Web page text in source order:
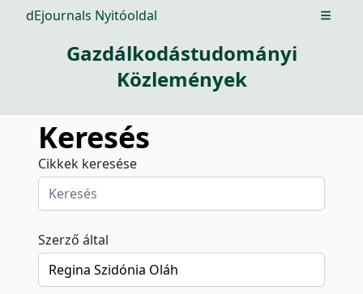
dEjournals Nyitóoldal Open
Gazdálkodástudományi
Közlemények
Keresés
Cikkek keresése
Szerző által